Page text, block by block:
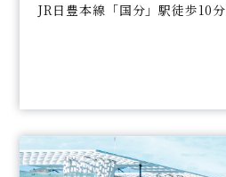
JR日豊本線「国分」駅徒歩10分